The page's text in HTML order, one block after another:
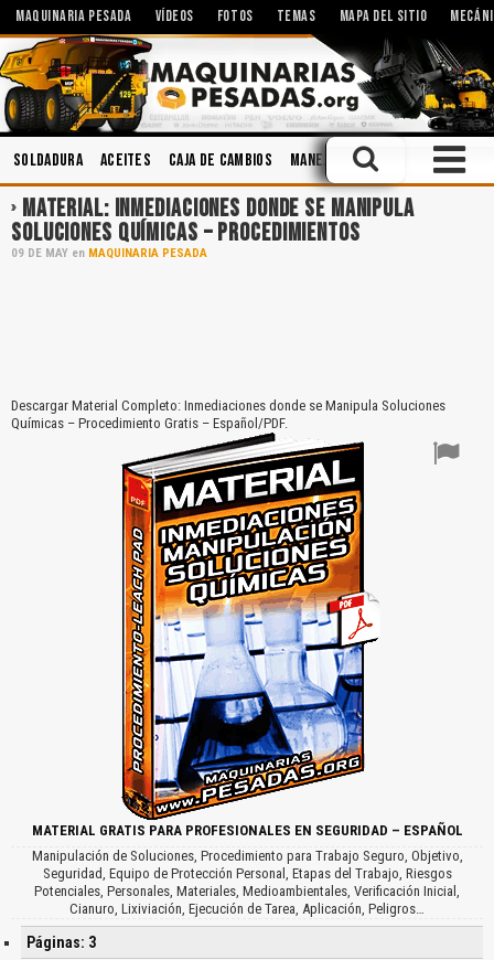
MAQUINARIA PESADA VÍDEOS FOTOS TEMAS MAPA DEL SITIO
Soldadura Aceites Caja de Cambios Manejo Defensivo Operación
MATERIAL: INMEDIACIONES DONDE SE MANIPULA
SOLUCIONES QUÍMICAS – PROCEDIMIENTOS
09 DE MAY en MAQUINARIA PESADA
Descargar Material Completo: Inmediaciones donde se Manipula Soluciones
Químicas – Procedimiento Gratis – Español/PDF.
MATERIAL GRATIS PARA PROFESIONALES EN SEGURIDAD – ESPAÑOL
Manipulación de Soluciones, Procedimiento para Trabajo Seguro, Objetivo,
Seguridad, Equipo de Protección Personal, Etapas del Trabajo, Riesgos
Potenciales, Personales, Materiales, Medioambientales, Verificación Inicial,
Cianuro, Lixiviación, Ejecución de Tarea, Aplicación, Peligros…
Páginas: 3